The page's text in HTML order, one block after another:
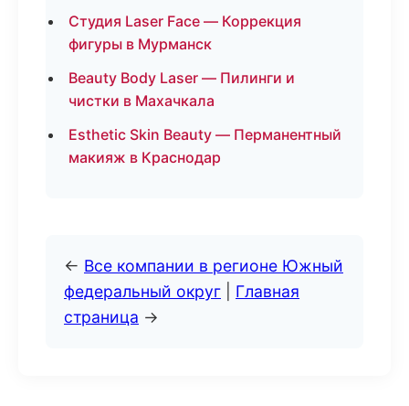
Студия Laser Face — Коррекция
фигуры в Мурманск
Beauty Body Laser — Пилинги и
чистки в Махачкала
Esthetic Skin Beauty — Перманентный
макияж в Краснодар
← Все компании в регионе Южный
федеральный округ
Главная
страница →